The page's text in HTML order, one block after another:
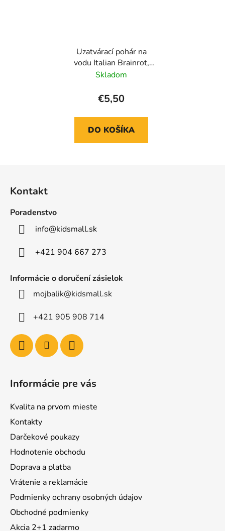
Uzatvárací pohár na
vodu Italian Brainrot,
430 ml
Skladom
€5,50
DO KOŠÍKA
Kontakt
Poradenstvo
info@kidsmall.sk
+421 904 667 273
Informácie o doručení zásielok
mojbalik@kidsmall.sk
+421 905 908 714
Informácie pre vás
Kvalita na prvom mieste
Kontakty
Darčekové poukazy
Hodnotenie obchodu
Doprava a platba
Vrátenie a reklamácie
Podmienky ochrany osobných údajov
Obchodné podmienky
Akcia 2+1 zadarmo